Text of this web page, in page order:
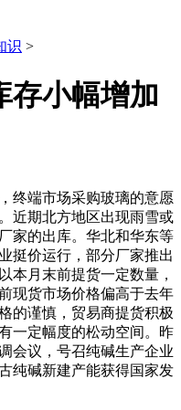
识 >
存小幅增加
端市场采购玻璃的意愿
近期北方地区出现雨雪或
家的出库。华北和华东等
挺价运行，部分厂家推出
本月末前提货一定数量，
现货市场价格偏高于去年
的谨慎，贸易商提货积极
一定幅度的松动空间。昨
会议，号召纯碱生产企业
纯碱新建产能获得国家发